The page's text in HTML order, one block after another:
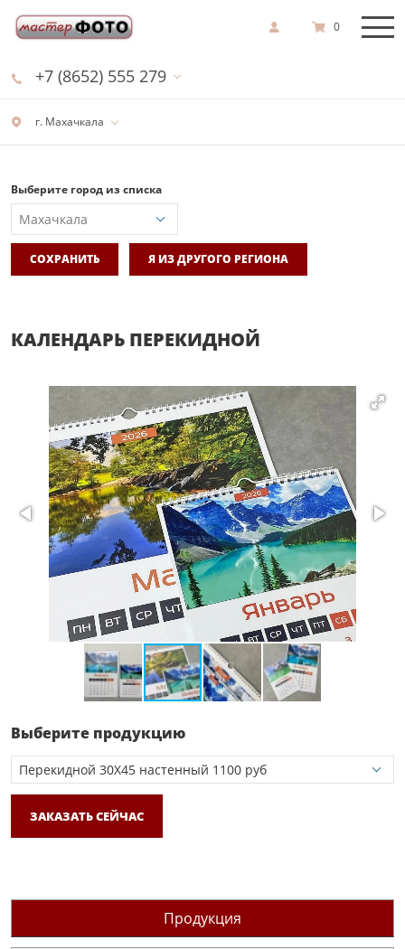
г. Махачкала
+7 (8652) 555 279
0
Выберите город из списка
СОХРАНИТЬ Я ИЗ ДРУГОГО РЕГИОНА
КАЛЕНДАРЬ ПЕРЕКИДНОЙ
Выберите продукцию
ЗАКАЗАТЬ СЕЙЧАС
Продукция